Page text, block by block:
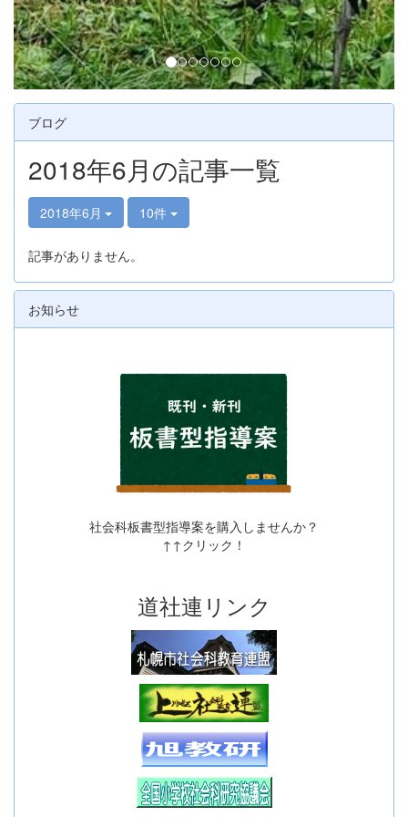
ブログ
2018年6月の記事一覧
2018年6月 10件
記事がありません。
お知らせ
社会科板書型指導案を購入しませんか？
↑↑クリック！
道社連リンク